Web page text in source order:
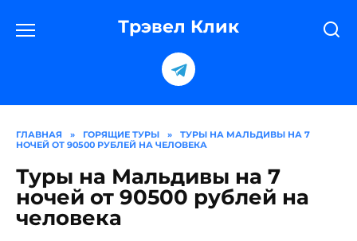
содержанию
Трэвел Клик
ГЛАВНАЯ » ГОРЯЩИЕ ТУРЫ »
ТУРЫ НА МАЛЬДИВЫ НА 7
НОЧЕЙ ОТ 90500 РУБЛЕЙ НА ЧЕЛОВЕКА
Туры на Мальдивы на 7
ночей от 90500 рублей на
человека